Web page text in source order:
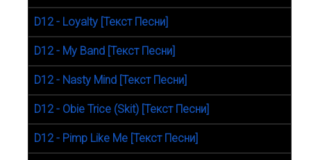
D12 - Loyalty [Текст Песни]
D12 - My Band [Текст Песни]
D12 - Nasty Mind [Текст Песни]
D12 - Obie Trice (Skit) [Текст Песни]
D12 - Pimp Like Me [Текст Песни]